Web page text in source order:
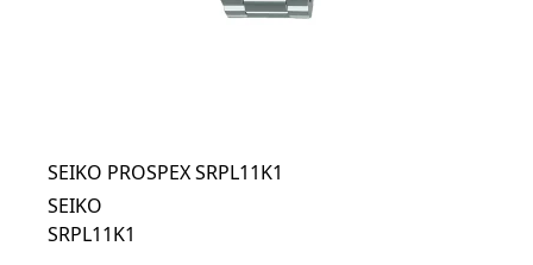
SEIKO PROSPEX SRPL11K1
SEIKO
SRPL11K1